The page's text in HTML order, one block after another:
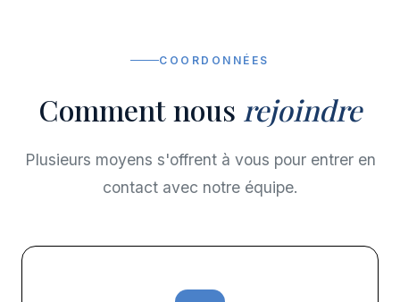
COORDONNÉES
Comment nous rejoindre
Plusieurs moyens s'offrent à vous pour entrer en
contact avec notre équipe.